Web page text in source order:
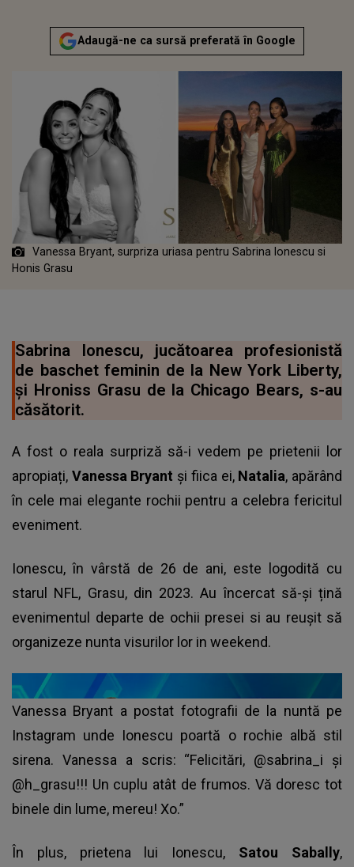
Adaugă-ne ca sursă preferată în Google
Vanessa Bryant, surpriza uriasa pentru Sabrina Ionescu si
Honis Grasu
Sabrina Ionescu, jucătoarea profesionistă
de baschet feminin de la New York Liberty,
și Hroniss Grasu de la Chicago Bears, s-au
căsătorit.
A fost o reala surpriză să-i vedem pe prietenii lor
apropiați, Vanessa Bryant și fiica ei, Natalia, apărând
în cele mai elegante rochii pentru a celebra fericitul
eveniment.
Ionescu, în vârstă de 26 de ani, este logodită cu
starul NFL, Grasu, din 2023. Au încercat să-și țină
evenimentul departe de ochii presei si au reușit să
organizeze nunta visurilor lor in weekend.
Vanessa Bryant a postat fotografii de la nuntă pe
Instagram unde Ionescu poartă o rochie albă stil
sirena. Vanessa a scris: “Felicitări, @sabrina_i și
@h_grasu!!! Un cuplu atât de frumos. Vă doresc tot
binele din lume, mereu! Xo.”
În plus, prietena lui Ionescu, Satou Sabally,